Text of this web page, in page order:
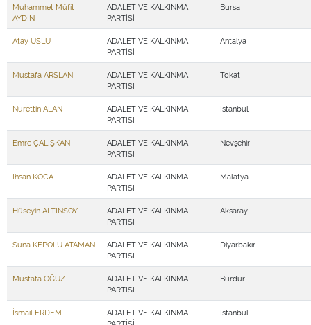
Muhammet Müfit
AYDIN
ADALET VE KALKINMA
PARTİSİ
Bursa
Atay USLU
ADALET VE KALKINMA
PARTİSİ
Antalya
Mustafa ARSLAN
ADALET VE KALKINMA
PARTİSİ
Tokat
Nurettin ALAN
ADALET VE KALKINMA
PARTİSİ
İstanbul
Emre ÇALIŞKAN
ADALET VE KALKINMA
PARTİSİ
Nevşehir
İhsan KOCA
ADALET VE KALKINMA
PARTİSİ
Malatya
Hüseyin ALTINSOY
ADALET VE KALKINMA
PARTİSİ
Aksaray
Suna KEPOLU ATAMAN
ADALET VE KALKINMA
PARTİSİ
Diyarbakır
Mustafa OĞUZ
ADALET VE KALKINMA
PARTİSİ
Burdur
İsmail ERDEM
ADALET VE KALKINMA
İstanbul